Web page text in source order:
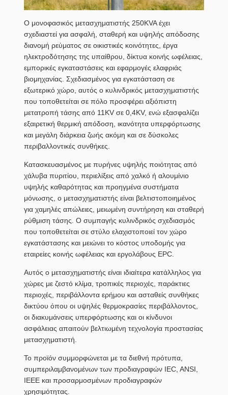
Ο μονοφασικός μετασχηματιστής 250KVA έχει
σχεδιαστεί για ασφαλή, σταθερή και υψηλής απόδοσης
διανομή ρεύματος σε οικιστικές κοινότητες, έργα
ηλεκτροδότησης της υπαίθρου, δίκτυα κοινής ωφέλειας,
εμπορικές εγκαταστάσεις και εφαρμογές ελαφριάς
βιομηχανίας. Σχεδιασμένος για εγκατάσταση σε
εξωτερικό χώρο, αυτός ο κυλινδρικός μετασχηματιστής
που τοποθετείται σε πόλο προσφέρει αξιόπιστη
μετατροπή τάσης από 11KV σε 0,4KV, ενώ εξασφαλίζει
εξαιρετική θερμική απόδοση, ικανότητα υπερφόρτωσης
και μεγάλη διάρκεια ζωής ακόμη και σε δύσκολες
περιβαλλοντικές συνθήκες.
Κατασκευασμένος με πυρήνες υψηλής ποιότητας από
χάλυβα πυριτίου, περιελίξεις από χαλκό ή αλουμίνιο
υψηλής καθαρότητας και προηγμένα συστήματα
μόνωσης, ο μετασχηματιστής είναι βελτιστοποιημένος
για χαμηλές απώλειες, μειωμένη συντήρηση και σταθερή
ρύθμιση τάσης. Ο συμπαγής κυλινδρικός σχεδιασμός
που τοποθετείται σε στύλο ελαχιστοποιεί τον χώρο
εγκατάστασης και μειώνει το κόστος υποδομής για
εταιρείες κοινής ωφέλειας και εργολάβους EPC.
Αυτός ο μετασχηματιστής είναι ιδιαίτερα κατάλληλος για
χώρες με ζεστό κλίμα, τροπικές περιοχές, παράκτιες
περιοχές, περιβάλλοντα ερήμου και ασταθείς συνθήκες
δικτύου όπου οι υψηλές θερμοκρασίες περιβάλλοντος,
οι διακυμάνσεις υπερφόρτωσης και οι κίνδυνοι
ασφάλειας απαιτούν βελτιωμένη τεχνολογία προστασίας
μετασχηματιστή.
Το προϊόν συμμορφώνεται με τα διεθνή πρότυπα,
συμπεριλαμβανομένων των προδιαγραφών IEC, ANSI,
IEEE και προσαρμοσμένων προδιαγραφών
χρησιμότητας.